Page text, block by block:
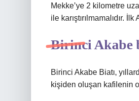
Mekke’ye 2 kilometre
ile karıştırılmamalıdır.
Birinci Akabe
Birinci Akabe Biatı,
kişiden oluşan kafilenin